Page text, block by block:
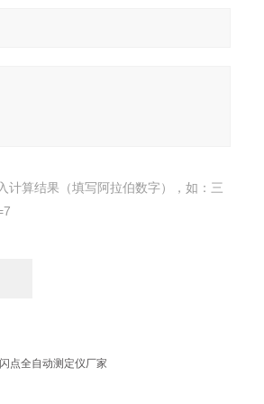
计算结果（填写阿拉伯数字），如：三
点全自动测定仪厂家